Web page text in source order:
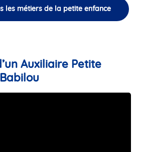
les métiers de la petite enfance
Auxiliaire Petite